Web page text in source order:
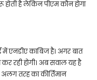
है लेकिन पीएम कौन होगा
एनडीए काबिज है। अगर बात
रही होगी। अब सवाल यह है
तरह का कीर्तिमान